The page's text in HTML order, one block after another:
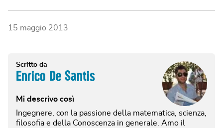
15 maggio 2013
Scritto da
Enrico De Santis
Mi descrivo così
Ingegnere, con la passione della matematica, scienza,
filosofia e della Conoscenza in generale. Amo il